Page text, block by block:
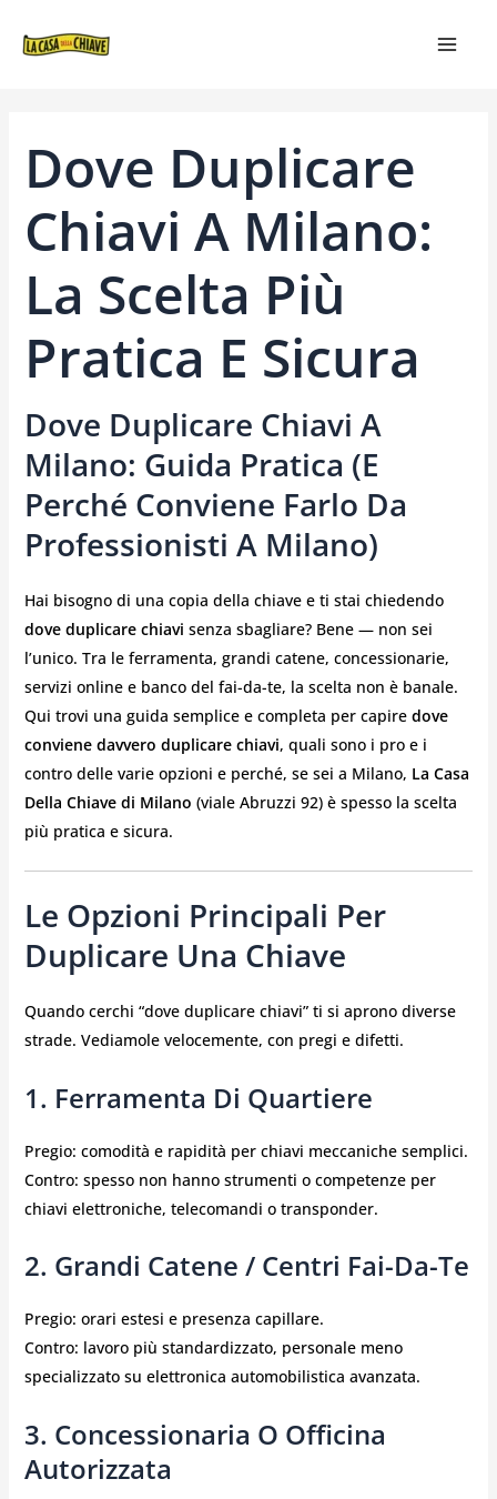
Dove Duplicare
Chiavi A Milano:
La Scelta Più
Pratica E Sicura
Dove Duplicare Chiavi A
Milano: Guida Pratica (e
Perché Conviene Farlo Da
Professionisti A Milano)
Hai bisogno di una copia della chiave e ti stai chiedendo
dove duplicare chiavi senza sbagliare? Bene — non sei
l’unico. Tra le ferramenta, grandi catene, concessionarie,
servizi online e banco del fai-da-te, la scelta non è banale.
Qui trovi una guida semplice e completa per capire dove
conviene davvero duplicare chiavi, quali sono i pro e i
contro delle varie opzioni e perché, se sei a Milano, La Casa
Della Chiave di Milano (viale Abruzzi 92) è spesso la scelta
più pratica e sicura.
Le Opzioni Principali Per
Duplicare Una Chiave
Quando cerchi “dove duplicare chiavi” ti si aprono diverse
strade. Vediamole velocemente, con pregi e difetti.
1. Ferramenta Di Quartiere
Pregio: comodità e rapidità per chiavi meccaniche semplici.
Contro: spesso non hanno strumenti o competenze per
chiavi elettroniche, telecomandi o transponder.
2. Grandi Catene / Centri Fai-Da-Te
Pregio: orari estesi e presenza capillare.
Contro: lavoro più standardizzato, personale meno
specializzato su elettronica automobilistica avanzata.
3. Concessionaria O Officina
Autorizzata
ARTICOLI